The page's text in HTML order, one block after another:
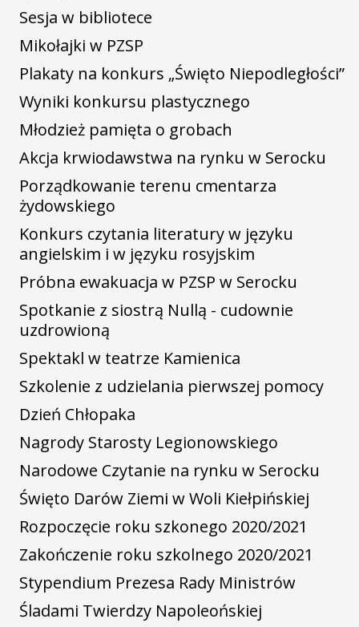
Sesja w bibliotece
Mikołajki w PZSP
Plakaty na konkurs „Święto Niepodległości”
Wyniki konkursu plastycznego
Młodzież pamięta o grobach
Akcja krwiodawstwa na rynku w Serocku
Porządkowanie terenu cmentarza
żydowskiego
Konkurs czytania literatury w języku
angielskim i w języku rosyjskim
Próbna ewakuacja w PZSP w Serocku
Spotkanie z siostrą Nullą - cudownie
uzdrowioną
Spektakl w teatrze Kamienica
Szkolenie z udzielania pierwszej pomocy
Dzień Chłopaka
Nagrody Starosty Legionowskiego
Narodowe Czytanie na rynku w Serocku
Święto Darów Ziemi w Woli Kiełpińskiej
Rozpoczęcie roku szkonego 2020/2021
Zakończenie roku szkolnego 2020/2021
Stypendium Prezesa Rady Ministrów
Śladami Twierdzy Napoleońskiej